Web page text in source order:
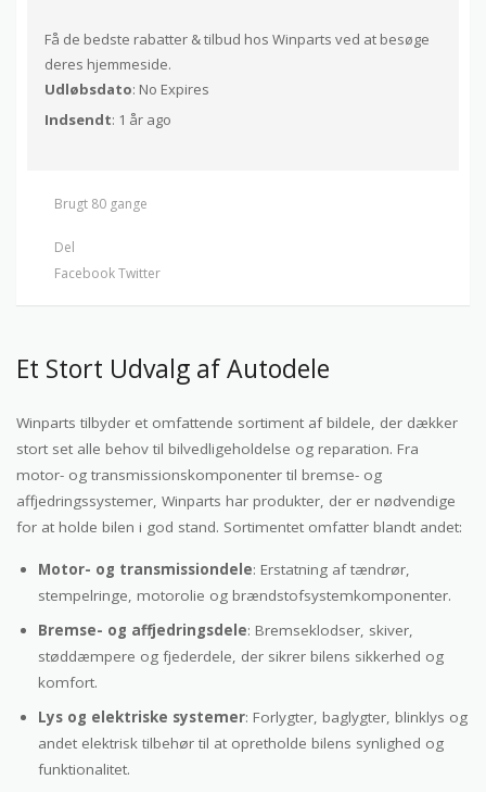
Få de bedste rabatter & tilbud hos Winparts ved at besøge
deres hjemmeside.
Udløbsdato: No Expires
Indsendt: 1 år ago
Brugt 80 gange
Del
FacebookTwitter
Et Stort Udvalg af Autodele
Winparts tilbyder et omfattende sortiment af bildele, der dækker
stort set alle behov til bilvedligeholdelse og reparation. Fra
motor- og transmissionskomponenter til bremse- og
affjedringssystemer, Winparts har produkter, der er nødvendige
for at holde bilen i god stand. Sortimentet omfatter blandt andet:
Motor- og transmissiondele: Erstatning af tændrør,
stempelringe, motorolie og brændstofsystemkomponenter.
Bremse- og affjedringsdele: Bremseklodser, skiver,
støddæmpere og fjederdele, der sikrer bilens sikkerhed og
komfort.
Lys og elektriske systemer: Forlygter, baglygter, blinklys og
andet elektrisk tilbehør til at opretholde bilens synlighed og
funktionalitet.